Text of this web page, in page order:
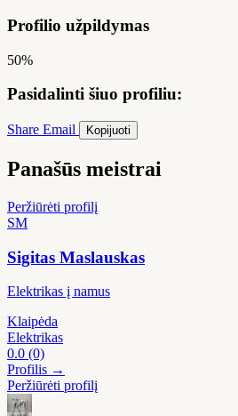
Profilio užpildymas
50%
Pasidalinti šiuo profiliu:
Share Email Kopijuoti
Panašūs meistrai
Peržiūrėti profilį
SM
Sigitas Maslauskas
Elektrikas į namus
Klaipėda
Elektrikas
0.0 (0)
Profilis →
Peržiūrėti profilį